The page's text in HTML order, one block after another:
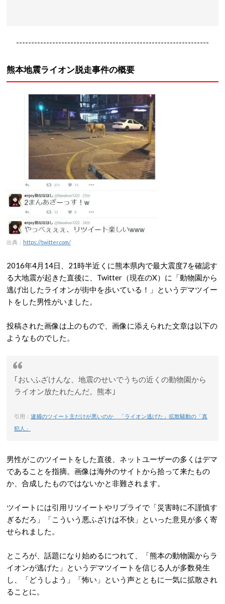
----------------------------------------------------------------
熊本地震ライオン脱走事件の概要
出典： https://twitter.com/
2016年4月14日、21時半近くに熊本県内で最大震度7を確認す
る大地震が起きた直後に、Twitter（現在のX）に「動物園から
逃げ出したライオンが街中を歩いている！」というデマツイー
トをした男性がいました。
投稿された画像は上のもので、画像に添えられた文章は以下の
ようなものでした。
｢おいふざけんな、地震のせいでうちの近くの動物園から
ライオン放たれたんだ。熊本｣
引用： 逮捕のツイート主だけが悪いのか 「ライオン逃げた」拡散騒動の「真
犯人」
男性がこのツイートをした直後、ネットユーザーの多くはデマ
であることを指摘。画像は海外のサイトから拾って来たもの
か、合成したものではないかと非難されます。
ツイートには引用リツイートやリプライで「災害時に不謹慎す
ぎるだろ」「こういう悪ふざけは不快」といった意見が多く寄
せられました。
ところが、話題になり始めるにつれて、「熊本の動物園からラ
イオンが逃げた」というデマツイートを信じる人が多数発生
し、「どうしよう」「怖い」という声とともに一気に拡散され
ることに。